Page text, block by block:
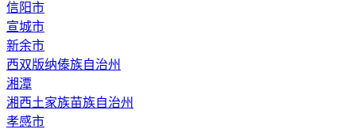
信阳市
宣城市
新余市
西双版纳傣族自治州
湘潭
湘西土家族苗族自治州
孝感市